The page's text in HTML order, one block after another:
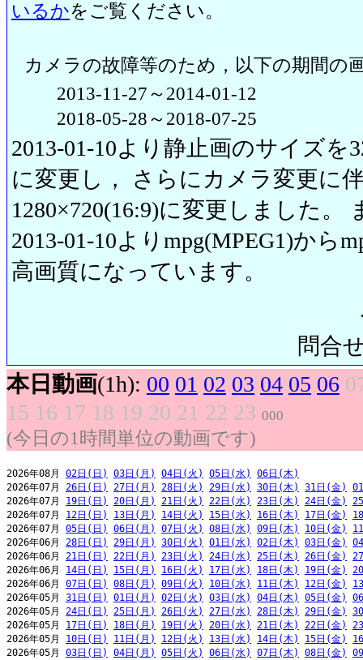
いるかをご覧ください。
カメラの故障等のため，以下の期間の
2013-11-27～2014-01-12
2018-05-28～2018-07-25
2013-01-10より静止画のサイズを
に変更し， さらにカメラ変更に
1280×720(16:9)に変更しました。
2013-01-10よりmpg(MPEG1)から
高画質になっています。
問合
本日動画(1h): 00 01 02 03 04 05 06
15 16 17 18 19 20 21 22 23 000
(今日の1時間単位の動画です)
2026年08月 02日(日) 03日(月) 04日(火) 05日(水)
06日(木)
2026年07月 26日(日) 27日(月) 28日(火) 29日(水) 30日(木) 31日(金)
2026年07月 19日(日) 20日(月) 21日(火) 22日(水) 23日(木) 24日(金)
2026年07月 12日(日) 13日(月) 14日(火) 15日(水) 16日(木) 17日(金)
2026年07月 05日(日) 06日(月) 07日(火) 08日(水) 09日(木) 10日(金)
2026年06月 28日(日) 29日(月) 30日(火) 01日(水) 02日(木) 03日(金)
2026年06月 21日(日) 22日(月) 23日(火) 24日(水) 25日(木) 26日(金)
2026年06月 14日(日) 15日(月) 16日(火) 17日(水) 18日(木) 19日(金)
2026年06月 07日(日) 08日(月) 09日(火) 10日(水) 11日(木) 12日(金)
2026年05月 31日(日) 01日(月) 02日(火) 03日(水) 04日(木) 05日(金)
2026年05月 24日(日) 25日(月) 26日(火) 27日(水) 28日(木) 29日(金)
2026年05月 17日(日) 18日(月) 19日(火) 20日(水) 21日(木) 22日(金)
2026年05月 10日(日) 11日(月) 12日(火) 13日(水) 14日(木) 15日(金)
2026年05月 03日(日) 04日(月) 05日(火) 06日(水) 07日(木) 08日(金)